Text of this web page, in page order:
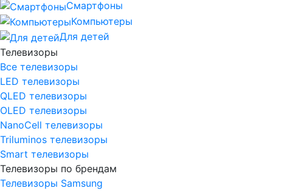
Смартфоны
Компьютеры
Для детей
Телевизоры
Все телевизоры
LED телевизоры
QLED телевизоры
OLED телевизоры
NanoCell телевизоры
Triluminos телевизоры
Smart телевизоры
Телевизоры по брендам
Телевизоры Samsung